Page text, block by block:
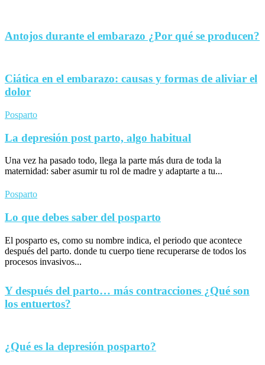
Antojos durante el embarazo ¿Por qué se producen?
Ciática en el embarazo: causas y formas de aliviar el
dolor
Posparto
La depresión post parto, algo habitual
Una vez ha pasado todo, llega la parte más dura de toda la
maternidad: saber asumir tu rol de madre y adaptarte a tu...
Posparto
Lo que debes saber del posparto
El posparto es, como su nombre indica, el periodo que acontece
después del parto. donde tu cuerpo tiene recuperarse de todos los
procesos invasivos...
Y después del parto… más contracciones ¿Qué son
los entuertos?
¿Qué es la depresión posparto?